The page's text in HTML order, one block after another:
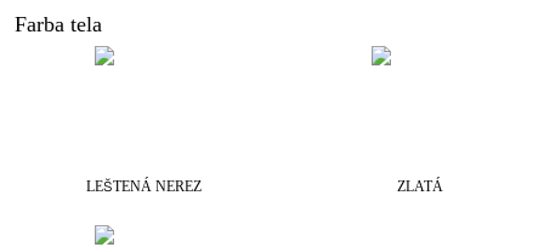
Farba tela
LEŠTENÁ NEREZ ZLATÁ